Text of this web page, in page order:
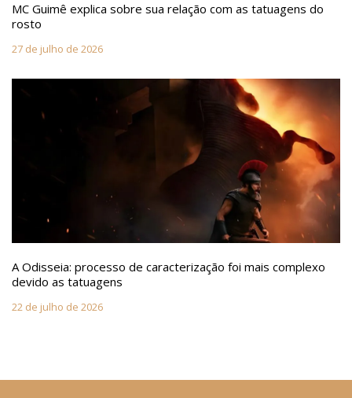
MC Guimê explica sobre sua relação com as tatuagens do
rosto
27 de julho de 2026
A Odisseia: processo de caracterização foi mais complexo
devido as tatuagens
22 de julho de 2026